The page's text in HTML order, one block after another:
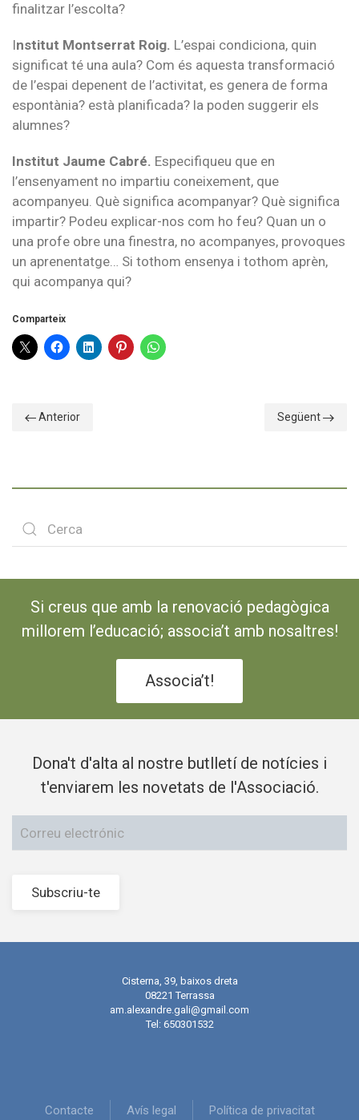
finalitzar l’escolta?
Institut Montserrat Roig. L’espai condiciona, quin
significat té una aula? Com és aquesta transformació
de l’espai depenent de l’activitat, es genera de forma
espontània? està planificada? la poden suggerir els
alumnes?
Institut Jaume Cabré. Especifiqueu que en
l’ensenyament no impartiu coneixement, que
acompanyeu. Què significa acompanyar? Què significa
impartir? Podeu explicar-nos com ho feu? Quan un o
una profe obre una finestra, no acompanyes, provoques
un aprenentatge… Si tothom ensenya i tothom aprèn,
qui acompanya qui?
Comparteix
Anterior Següent
Si creus que amb la renovació pedagògica
millorem l’educació; associa’t amb nosaltres!
Associa’t!
Dona't d'alta al nostre butlletí de notícies i
t'enviarem les novetats de l'Associació.
Subscriu-te
Cisterna, 39, baixos dreta
08221 Terrassa
am.alexandre.gali@gmail.com
Tel: 650301532
Contacte Avís legal Política de privacitat